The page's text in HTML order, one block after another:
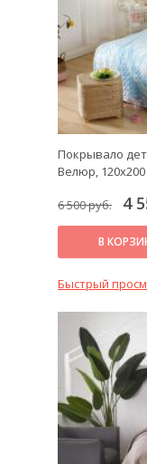
Покрывало
Велюр, 120х200
6 500 руб. 4
В
Быстрый